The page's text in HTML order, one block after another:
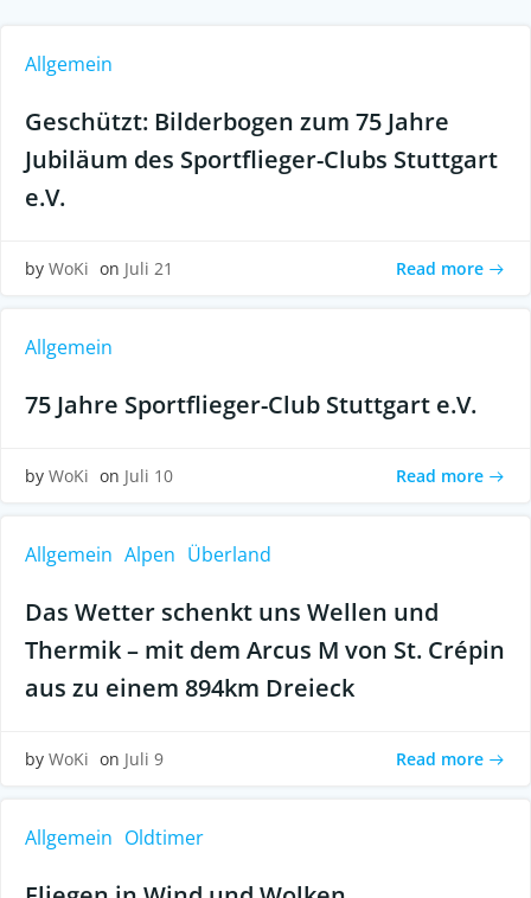
Allgemein
Geschützt: Bilderbogen zum 75 Jahre
Jubiläum des Sportflieger-Clubs Stuttgart
e.V.
by WoKi on Juli 21 Read more
Allgemein
75 Jahre Sportflieger-Club Stuttgart e.V.
by WoKi on Juli 10 Read more
Allgemein Alpen Überland
Das Wetter schenkt uns Wellen und
Thermik – mit dem Arcus M von St. Crépin
aus zu einem 894km Dreieck
by WoKi on Juli 9 Read more
Allgemein Oldtimer